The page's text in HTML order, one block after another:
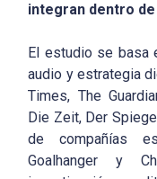
integran dentro
El estudio se basa
audio y estrategia
Times, The
Die Zeit, Der
de compañías
Goalhanger y